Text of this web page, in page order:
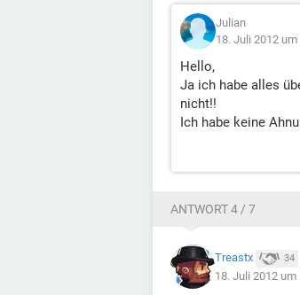
Julian
18. Juli 2012 um
Hello,
Ja ich habe alles
nicht!!
Ich habe keine
ANTWORT 4 / 7
Treastx 34
18. Juli 2012 um